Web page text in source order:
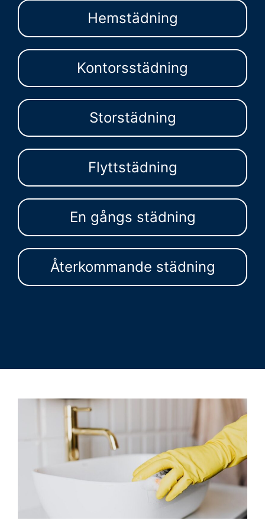
Hemstädning
Kontorsstädning
Storstädning
Flyttstädning
En gångs städning
Återkommande städning